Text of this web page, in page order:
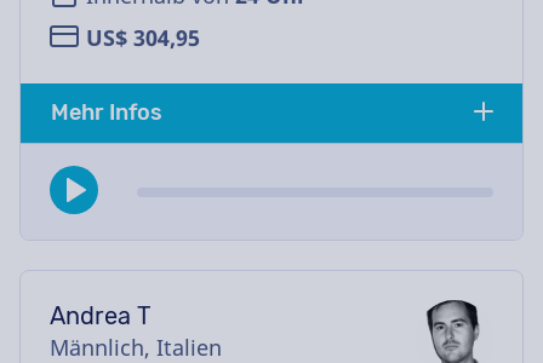
US$ 304,95
Mehr Infos
Andrea T
Männlich, Italien